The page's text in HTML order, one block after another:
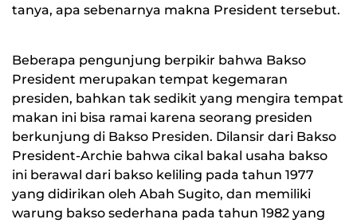
tanya, apa sebenarnya makna President tersebut.
Beberapa pengunjung berpikir bahwa Bakso
President merupakan tempat kegemaran
presiden, bahkan tak sedikit yang mengira tempat
makan ini bisa ramai karena seorang presiden
berkunjung di Bakso Presiden. Dilansir dari Bakso
President-Archie bahwa cikal bakal usaha bakso
ini berawal dari bakso keliling pada tahun 1977
yang didirikan oleh Abah Sugito, dan memiliki
warung bakso sederhana pada tahun 1982 yang